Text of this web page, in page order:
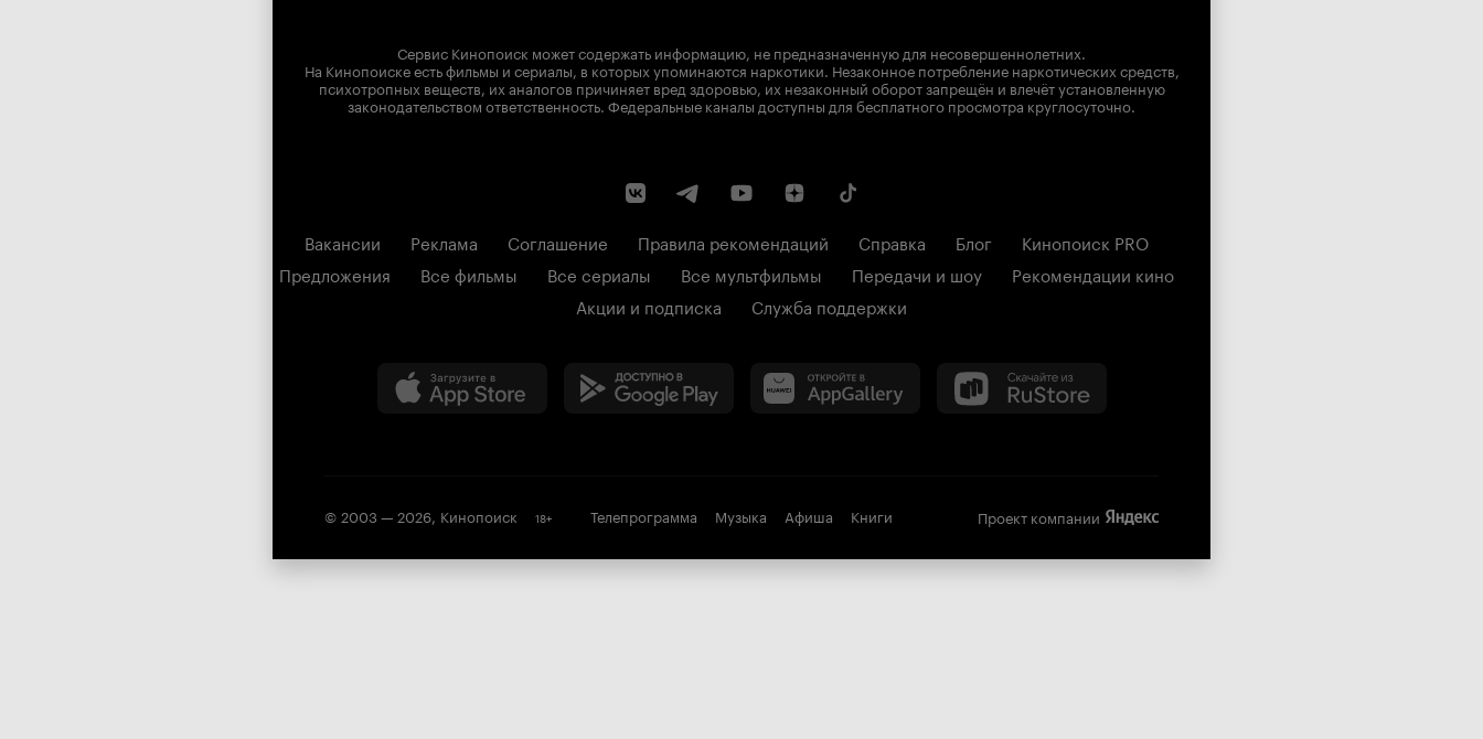
Сервис Кинопоиск может содержать информацию, не предназначенную для несовершеннолетних.
На Кинопоиске есть фильмы и сериалы, в которых упоминаются наркотики. Незаконное потребление наркотических средств,
психотропных веществ, их аналогов причиняет вред здоровью, их незаконный оборот запрещён и влечёт установленную
законодательством ответственность. Федеральные каналы доступны для бесплатного просмотра круглосуточно.
Вакансии Реклама Соглашение Правила рекомендаций Справка Блог
Кинопоиск PRO
Предложения
Все фильмы Все сериалы Все мультфильмы Передачи и шоу
Рекомендации кино
Акции и подписка
Служба поддержки
© 2003 — 2026, Кинопоиск 18+ Телепрограмма Музыка Афиша Книги Проект компании